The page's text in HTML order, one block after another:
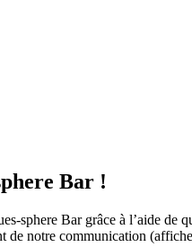
Bar !
sphere Bar grâce à l’aide
de notre communication